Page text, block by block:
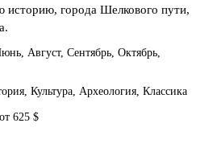
историю, города Шелкового пути,
Август, Сентябрь, Октябрь,
Культура, Археология, Классика
625 $